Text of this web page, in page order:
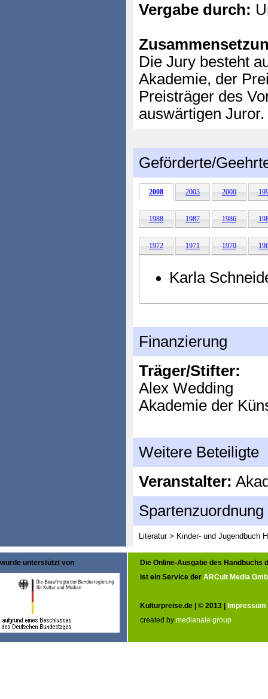
Vergabe durch:
Die Jury besteht
Akademie, der
Preisträger des
auswärtigen Juror.
Geförderte/
2008 2003 2000
1988 1987 1986
1972 1971 1970
Karla
Finanzierung
Träger/Stifter:
Alex Wedding
Akademie der
Weitere Beteiligte
Veranstalter:
Spartenzuordnung
Literatur > Kinder- und Jugendbuch
wurde unterstützt von
Die Online-Ausgabe des Handbuchs
ist ein Service der ARCult Media
Kulturpreise.de | © 2013 | Impressum
created by medianale group